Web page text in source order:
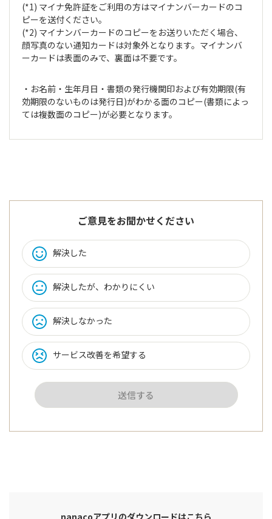
(*1) マイナ免許証をご利用の方はマイナンバーカードのコ
ピーを送付ください。
(*2) マイナンバーカードのコピーをお送りいただく場合、
顔写真のない通知カードは対象外となります。マイナンバ
ーカードは表面のみで、裏面は不要です。
・お名前・生年月日・書類の発行機関印および有効期限(有
効期限のないものは発行日)がわかる面のコピー(書類によっ
ては複数面のコピー)が必要となります。
ご意見をお聞かせください
解決した
解決したが、わかりにくい
解決しなかった
サービス改善を希望する
送信する